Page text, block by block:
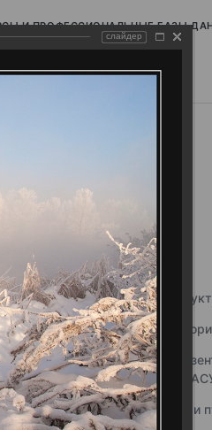
И ПРОФЕССИОНАЛЬНЫЕ БАЗЫ
Наши
слайдер